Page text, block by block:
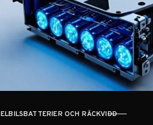
KATEGORI
ELBILSBATTERIER OCH RÄCKVIDD